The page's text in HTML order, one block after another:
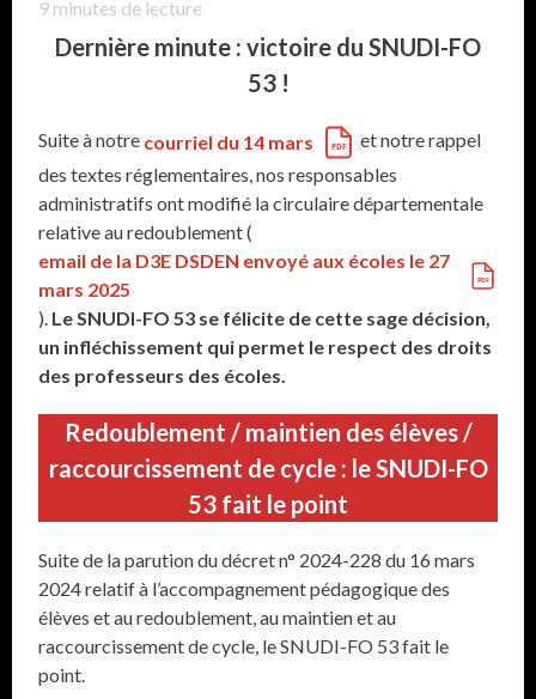
9 minutes de lecture
Dernière minute : victoire du SNUDI-FO
53 !
Suite à notre courriel du 14 mars
et notre rappel
des textes réglementaires, nos responsables
administratifs ont modifié la circulaire départementale
relative au redoublement (
email de la D3E DSDEN envoyé aux écoles le 27
mars 2025
). Le SNUDI-FO 53 se félicite de cette sage décision,
un infléchissement qui permet le respect des droits
des professeurs des écoles.
Redoublement / maintien des élèves /
raccourcissement de cycle : le SNUDI-FO
53 fait le point
Suite de la parution du décret n° 2024-228 du 16 mars
2024 relatif à l’accompagnement pédagogique des
élèves et au redoublement, au maintien et au
raccourcissement de cycle, le SNUDI-FO 53 fait le
point.